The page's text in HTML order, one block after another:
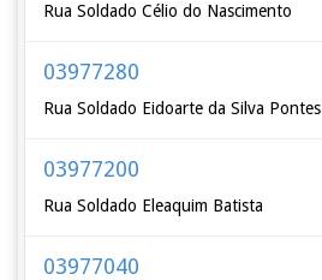
Rua Soldado Célio do Nascimento
03977280
Rua Soldado Eidoarte da Silva Pontes
03977200
Rua Soldado Eleaquim Batista
03977040